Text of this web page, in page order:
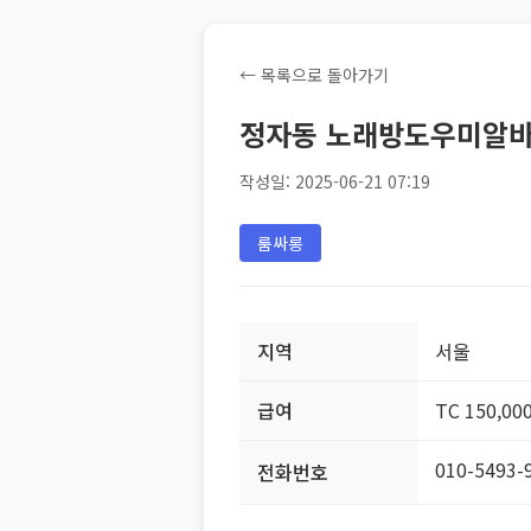
← 목록으로 돌아가기
정자동 노래방도우미알
작성일: 2025-06-21 07:19
룸싸롱
지역 서울
급여 TC
전화번호 010-5493-